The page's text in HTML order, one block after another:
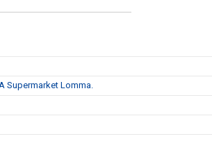
Supermarket Lomma.